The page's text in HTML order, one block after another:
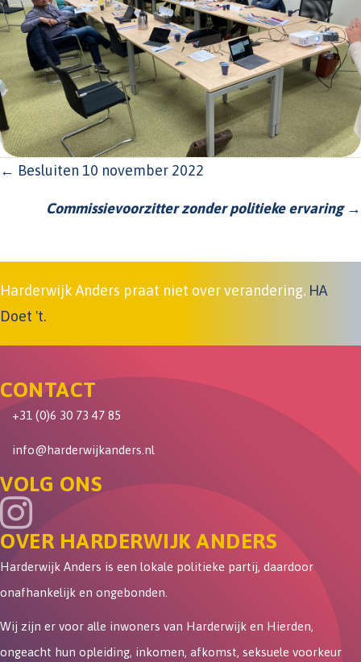
POSTS
← Besluiten 10 november 2022
Commissievoorzitter zonder politieke ervaring→
Harderwijk Anders praat niet over verandering. HA
Doet 't.
CONTACT
+31 (0)6 30 73 47 85
info@harderwijkanders.nl
VOLG ONS
OVER HARDERWIJK ANDERS
Harderwijk Anders is een lokale politieke partij, daardoor
onafhankelijk en ongebonden.
Wij zijn er voor alle inwoners van Harderwijk en Hierden,
ongeacht hun opleiding, inkomen, afkomst, seksuele voorkeur